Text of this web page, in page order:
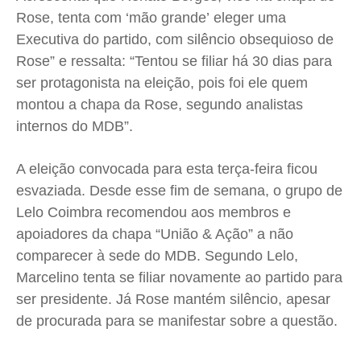
Rose, tenta com ‘mão grande’ eleger uma
Executiva do partido, com silêncio obsequioso de
Rose” e ressalta: “Tentou se filiar há 30 dias para
ser protagonista na eleição, pois foi ele quem
montou a chapa da Rose, segundo analistas
internos do MDB”.
A eleição convocada para esta terça-feira ficou
esvaziada. Desde esse fim de semana, o grupo de
Lelo Coimbra recomendou aos membros e
apoiadores da chapa “União & Ação” a não
comparecer à sede do MDB. Segundo Lelo,
Marcelino tenta se filiar novamente ao partido para
ser presidente. Já Rose mantém silêncio, apesar
de procurada para se manifestar sobre a questão.